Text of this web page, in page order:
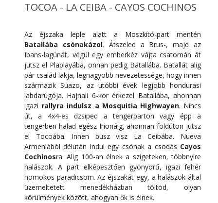
TOCOA - LA CEIBA - CAYOS COCHINOS
Az éjszaka leple alatt a Moszkító-part mentén
Batallába csónakázol. Átszeled a Brus-, majd az
Ibans-lagúnát, végül egy emberkéz vájta csatornán át
jutsz el Plaplayába, onnan pedig Batallába. Batallát alig
pár család lakja, legnagyobb nevezetessége, hogy innen
származik Suazo, az utóbbi évek legjobb hondurasi
labdarúgója. Hajnali 6-kor érkezel Batallába, ahonnan
igazi rallyra indulsz a Mosquitia Highwayen. Nincs
út, a 4x4-es dzsiped a tengerparton vagy épp a
tengerben halad egész Irionáig, ahonnan földúton jutsz
el Tocoába. Innen busz visz La Ceibába. Nueva
Armeniából délután indul egy csónak a csodás Cayos
Cochinosra. Alig 100-an élnek a szigeteken, többnyire
halászok. A part elképesztően gyönyörű, igazi fehér
homokos paradicsom. Az éjszakát egy, a halászok által
üzemeltetett menedékházban töltöd, olyan
körülmények között, ahogyan ők is élnek.